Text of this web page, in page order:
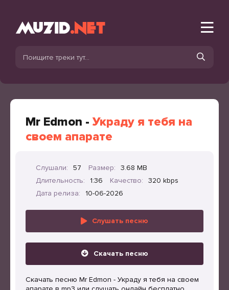
Mr Edmon - Украду я тебя на
своем апарате
Слушали: 57 Размер:
3.68 MB
Длительность:
1:36 Качество:
320 kbps
Дата релиза:
10-06-2026
Слушать песню
Скачать песню
Скачать песню Mr Edmon - Украду я тебя на своем